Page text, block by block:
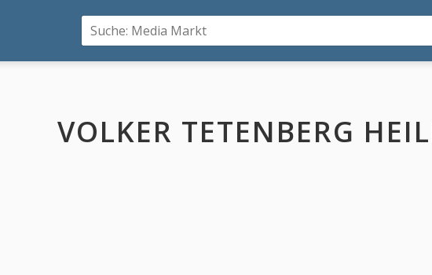
VOLKER TETENBERG